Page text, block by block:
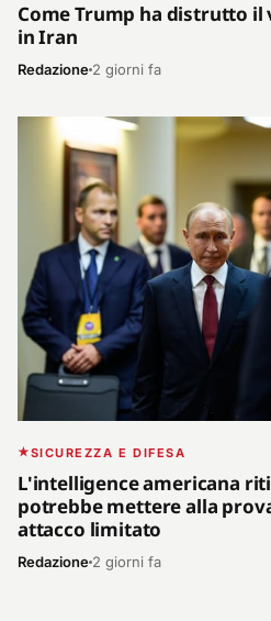
Come Trump ha distrutto
in Iran
Redazione 2 giorni fa
SICUREZZA E DIFESA
L'intelligence americana
potrebbe mettere alla
attacco limitato
Redazione 2 giorni fa